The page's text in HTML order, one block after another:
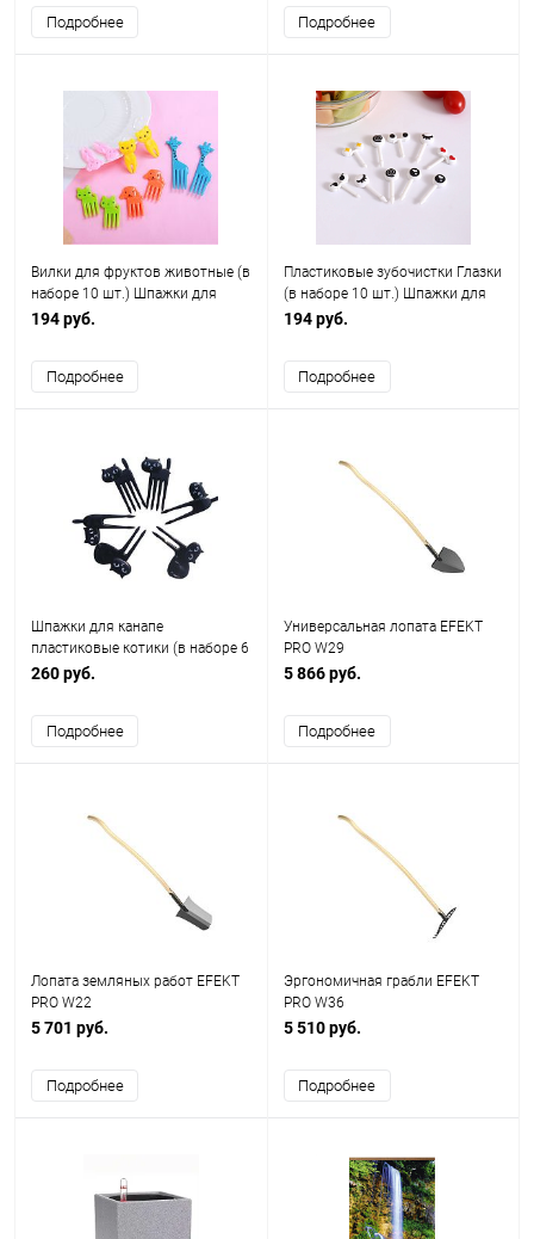
Подробнее Подробнее
Вилки для фруктов животные (в
наборе 10 шт.) Шпажки для
канапе
194 руб.
Подробнее
Пластиковые зубочистки Глазки
(в наборе 10 шт.) Шпажки для
канапе, фруктов
194 руб.
Подробнее
Шпажки для канапе
пластиковые котики (в наборе 6
шт.)
260 руб.
Подробнее
Универсальная лопата EFEKT
PRO W29
5 866 руб.
Подробнее
Лопата земляных работ EFEKT
PRO W22
5 701 руб.
Подробнее
Эргономичная грабли EFEKT
PRO W36
5 510 руб.
Подробнее